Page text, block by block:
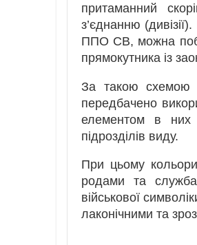
притаманний
з’єднанню
ППО СВ, можна
прямокутника із
За такою схемою
передбачено
елементом в них
підрозділів виду.
При цьому кольори
родами та
військової
лаконічними та